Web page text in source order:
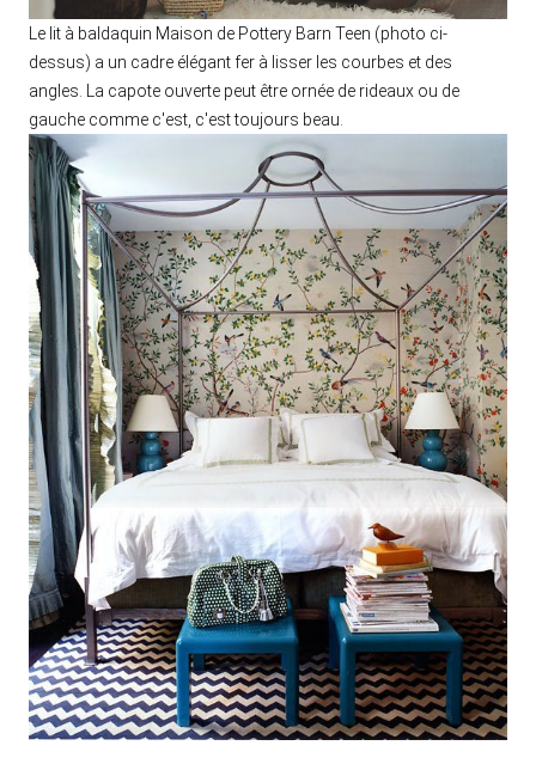
Le lit à baldaquin Maison de Pottery Barn Teen (photo ci-
dessus) a un cadre élégant fer à lisser les courbes et des
angles. La capote ouverte peut être ornée de rideaux ou de
gauche comme c'est, c'est toujours beau.